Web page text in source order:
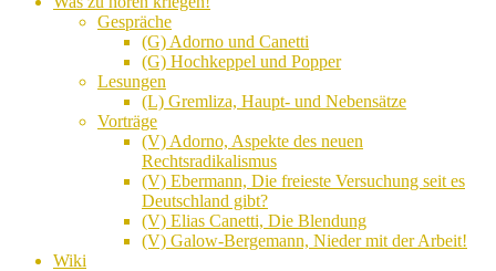
Gespräche
(G) Adorno und Canetti
(G) Hochkeppel und Popper
Lesungen
(L) Gremliza, Haupt- und Nebensätze
Vorträge
(V) Adorno, Aspekte des neuen
Rechtsradikalismus
(V) Ebermann, Die freieste Versuchung seit es
Deutschland gibt?
(V) Elias Canetti, Die Blendung
(V) Galow-Bergemann, Nieder mit der Arbeit!
Wiki